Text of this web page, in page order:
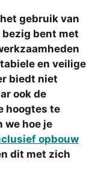
gebruik van
bent met
en veilige
biedt niet
ook de
hoogtes te
we hoe je
opbouw
dit met zich